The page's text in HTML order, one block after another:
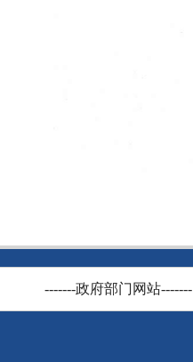
-------政府部门网站-------